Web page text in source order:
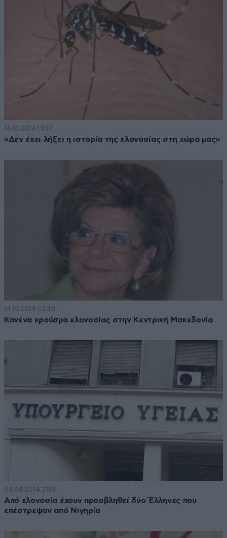
14·10·2014 19:37
«Δεν έχει λήξει η ιστορία της ελονοσίας στη χώρα μας»
14·10·2014 03:40
Κανένα κρούσμα ελονοσίας στην Κεντρική Μακεδονία
08·08·2014 21:18
Από ελονοσία έχουν προσβληθεί δύο Έλληνες που
επέστρεψαν από Νιγηρία